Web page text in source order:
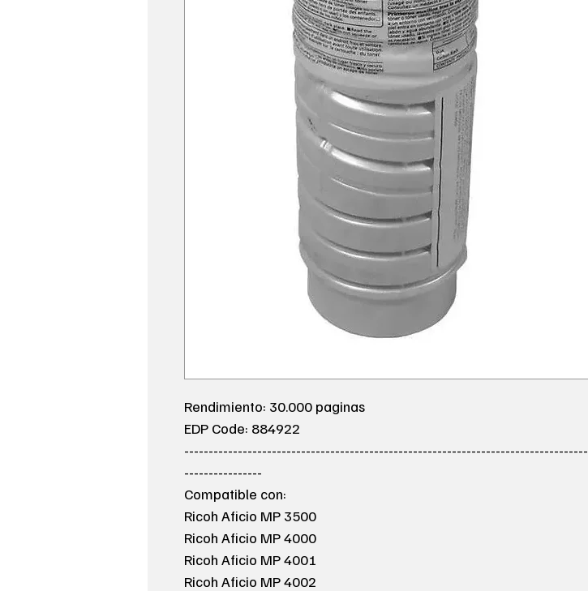
Rendimiento: 30.000 paginas
EDP Code: 884922
-----------------------------------------------------------------------------------
----------------
Compatible con:
Ricoh Aficio MP 3500
Ricoh Aficio MP 4000
Ricoh Aficio MP 4001
Ricoh Aficio MP 4002